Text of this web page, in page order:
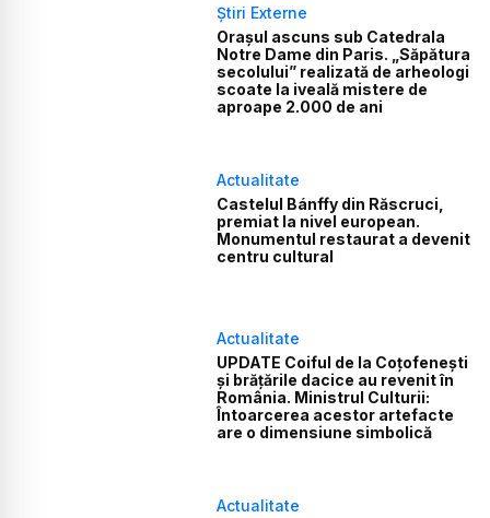
Știri Externe
Orașul ascuns sub Catedrala
Notre Dame din Paris. „Săpătura
secolului” realizată de arheologi
scoate la iveală mistere de
aproape 2.000 de ani
Actualitate
Castelul Bánffy din Răscruci,
premiat la nivel european.
Monumentul restaurat a devenit
centru cultural
Actualitate
UPDATE Coiful de la Coțofenești
și brățările dacice au revenit în
România. Ministrul Culturii:
Întoarcerea acestor artefacte
are o dimensiune simbolică
Actualitate